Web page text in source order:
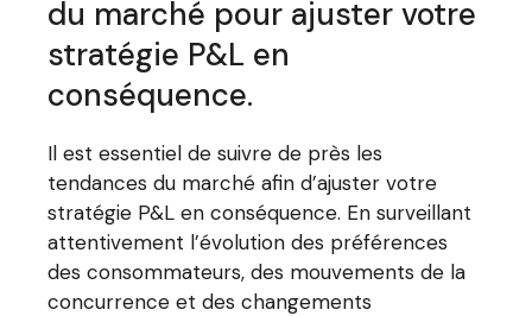
du marché pour ajuster votre
stratégie P&L en
conséquence.
Il est essentiel de suivre de près les
tendances du marché afin d’ajuster votre
stratégie P&L en conséquence. En surveillant
attentivement l’évolution des préférences
des consommateurs, des mouvements de la
concurrence et des changements